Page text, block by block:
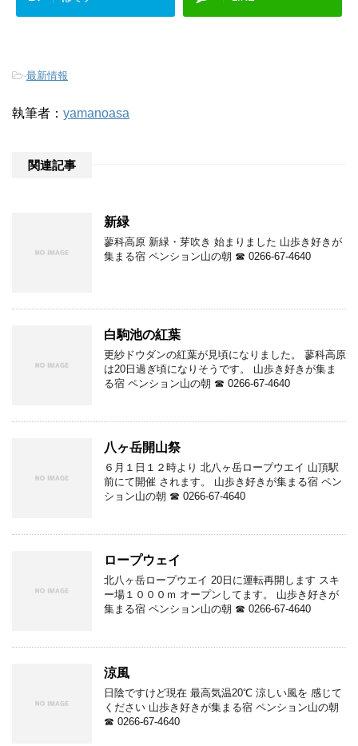
-最新情報
執筆者： yamanoasa
関連記事
新緑
蓼科高原 新緑・芽吹き 始まりました 山歩き好きが
集まる宿 ペンション山の朝 ☎ 0266-67-4640
白駒池の紅葉
更紗ドウダンの紅葉が見頃になりました。 蓼科高原
は20日過ぎ頃になりそうです。 山歩き好きが集ま
る宿 ペンション山の朝 ☎ 0266-67-4640
八ヶ岳開山祭
６月１日１２時より 北八ヶ岳ロープウエイ 山頂駅
前にて開催 されます。 山歩き好きが集まる宿 ペン
ション山の朝 ☎ 0266-67-4640
ロープウェイ
北八ヶ岳ロープウエイ 20日に運転再開します スキ
ー場１０００ｍ オープンしてます。 山歩き好きが
集まる宿 ペンション山の朝 ☎ 0266-67-4640
涼風
日陰ですけど現在 最高気温20℃ 涼しい風を 感じて
ください 山歩き好きが集まる宿 ペンション山の朝
☎ 0266-67-4640